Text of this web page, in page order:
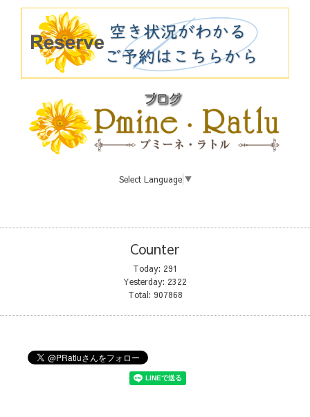
Select Language ▼
Counter
Today: 291
Yesterday: 2322
Total: 907868